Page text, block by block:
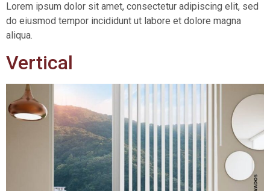
Lorem ipsum dolor sit amet, consectetur adipiscing elit, sed
do eiusmod tempor incididunt ut labore et dolore magna
aliqua.
Vertical